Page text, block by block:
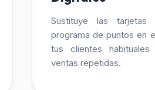
Sustituye las
programa de puntos en
tus clientes
ventas repetidas.